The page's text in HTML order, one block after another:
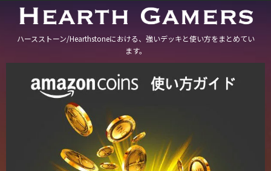
ハースストーン/Hearthstoneにおける、強いデッキと使い方をまとめてい
ます。